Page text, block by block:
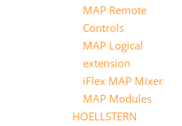
MAP Remote
Controls
MAP Logical
extension
iFlex MAP Mixer
MAP Modules
HOELLSTERN